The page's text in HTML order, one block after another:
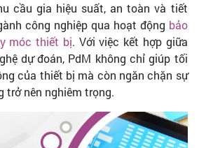
cầu gia hiệu suất, an toàn và tiết
công nghiệp qua hoạt động bảo
móc thiết bị. Với việc kết hợp giữa
dự đoán, PdM không chỉ giúp tối
của thiết bị mà còn ngăn chặn sự
trở nên nghiêm trọng.